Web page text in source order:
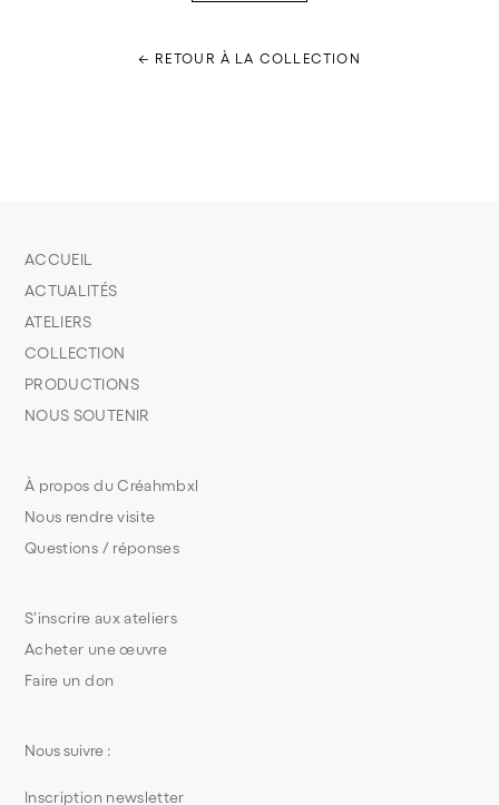
← RETOUR À LA COLLECTION
S’inscrire aux ateliers
Acheter une œuvre
Faire un don
À propos du Créahmbxl
Nous rendre visite
Questions / réponses
ACCUEIL
ACTUALITÉS
ATELIERS
COLLECTION
PRODUCTIONS
NOUS SOUTENIR
Nous suivre :
Inscription newsletter